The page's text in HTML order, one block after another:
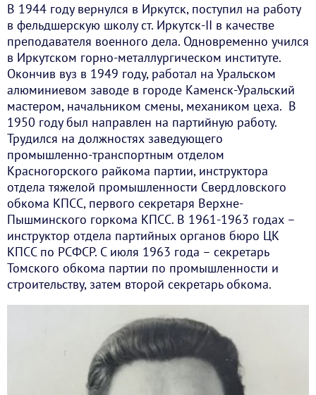
В 1944 году вернулся в Иркутск, поступил на работу
в фельдшерскую школу ст. Иркутск-II в качестве
преподавателя военного дела. Одновременно учился
в Иркутском горно-металлургическом институте.
Окончив вуз в 1949 году, работал на Уральском
алюминиевом заводе в городе Каменск-Уральский
мастером, начальником смены, механиком цеха. В
1950 году был направлен на партийную работу.
Трудился на должностях заведующего
промышленно-транспортным отделом
Красногорского райкома партии, инструктора
отдела тяжелой промышленности Свердловского
обкома КПСС, первого секретаря Верхне-
Пышминского горкома КПСС. В 1961-1963 годах –
инструктор отдела партийных органов бюро ЦК
КПСС по РСФСР. С июля 1963 года – секретарь
Томского обкома партии по промышленности и
строительству, затем второй секретарь обкома.